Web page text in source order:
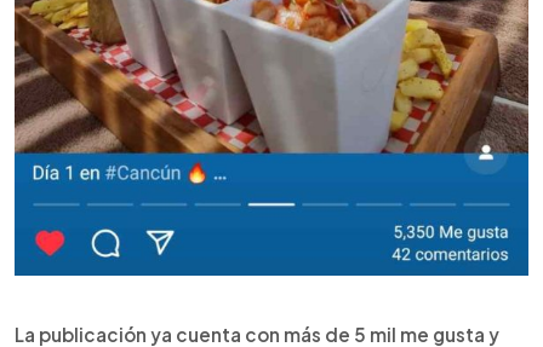
La publicación ya cuenta con más de 5 mil me gusta y